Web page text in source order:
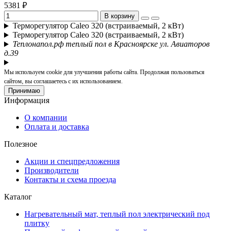
5381 ₽
В корзину
Терморегулятор Caleo 320 (встраиваемый, 2 кВт)
Терморегулятор Caleo 320 (встраиваемый, 2 кВт)
Теплонапол.рф теплый пол в Красноярске ул. Авиаторов
д.39
Мы используем cookie для улучшения работы сайта. Продолжая пользоваться
сайтом, вы соглашаетесь с их использованием.
Принимаю
Информация
О компании
Оплата и доставка
Полезное
Акции и спецпредложения
Производители
Контакты и схема проезда
Каталог
Нагревательный мат, теплый пол электрический под
плитку